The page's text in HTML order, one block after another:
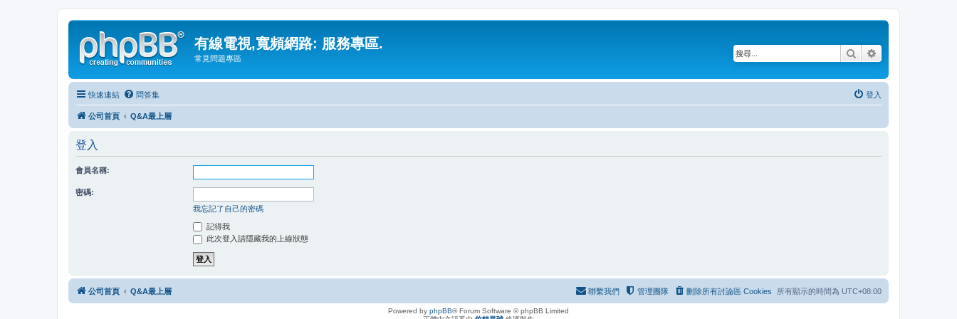
有線電視,寬頻網路: 服務專區.
常見問題專區 搜尋
快速連結 問答集 登入
公司首頁 Q&A最上層
登入
會員名稱:
密碼:
我忘記了自己的密碼
記得我
此次登入請隱藏我的上線狀態
公司首頁 Q&A最上層 所有顯示的時間為 UTC+08:00
刪除所有討論區 Cookies
管理團隊
聯繫我們
Powered by phpBB® Forum Software © phpBB Limited